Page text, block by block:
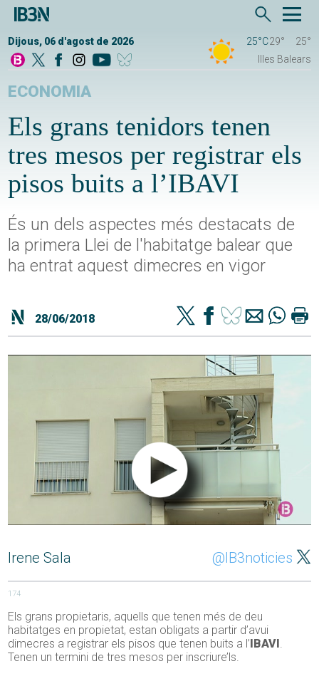
Dijous, 06 d'agost de 2026 25°C29°
25°
Illes Balears
ECONOMIA
Els grans tenidors tenen
tres mesos per registrar els
pisos buits a l’IBAVI
És un dels aspectes més destacats de
la primera Llei de l'habitatge balear que
ha entrat aquest dimecres en vigor
28/06/2018
Irene Sala @IB3noticies
174
Els grans propietaris, aquells que tenen més de deu
habitatges en propietat, estan obligats a partir d’avui
dimecres a registrar els pisos que tenen buits a l’ IBAVI .
Tenen un termini de tres mesos per inscriure’ls.